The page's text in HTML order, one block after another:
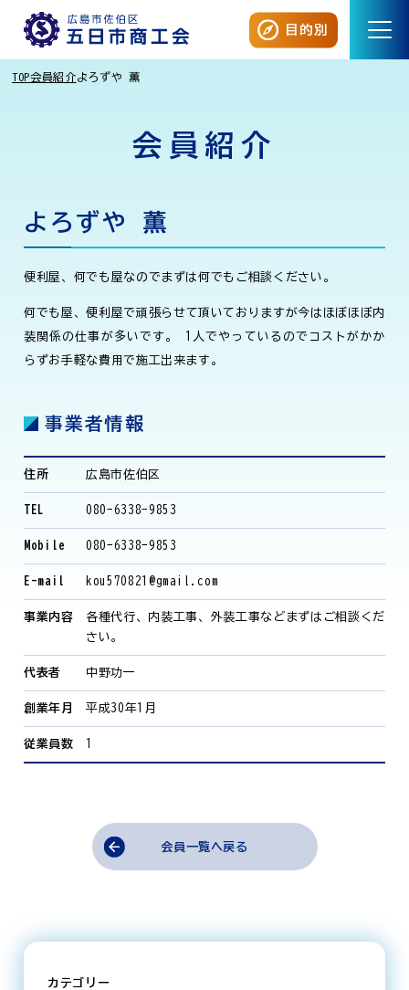
目的別
TOP会員紹介よろずや 薫
会員紹介
よろずや 薫
便利屋、何でも屋なのでまずは何でもご相談ください。
何でも屋、便利屋で頑張らせて頂いておりますが今はほぼほぼ内
装関係の仕事が多いです。 1人でやっているのでコストがかか
らずお手軽な費用で施工出来ます。
事業者情報
住所 広島市佐伯区
TEL 080-6338-9853
Mobile 080-6338-9853
E-mail kou570821@gmail.com
事業内容
各種代行、内装工事、外装工事などまずはご相談くだ
さい。
代表者 中野功一
創業年月 平成30年1月
従業員数 1
会員一覧へ戻る
カテゴリー